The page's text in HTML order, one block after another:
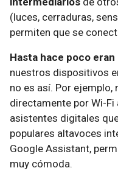
(luces, cerraduras,
permiten que se
Hasta hace poco
nuestros dispositivos
no es así. Por ejemplo,
directamente por Wi-Fi
asistentes digitales
populares altavoces
Google Assistant,
muy cómoda.